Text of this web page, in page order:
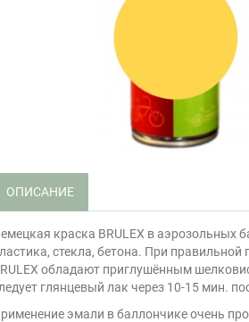
ОПИСАНИЕ
краска BRULEX в аэрозольных
стекла, бетона. При
обладают приглушённым
глянцевый лак через 10-15 мин.
эмали в баллончике очень